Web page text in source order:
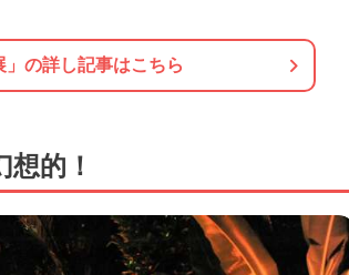
の詳し記事はこちら
的！